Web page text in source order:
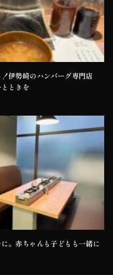
伊勢崎のハンバーグ専門店
ときを
。赤ちゃんも子どもも一緒に